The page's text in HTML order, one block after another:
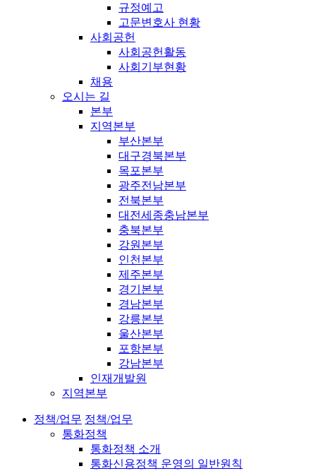
규정예고
고문변호사 현황
사회공헌
사회공헌활동
사회기부현황
채용
오시는 길
본부
지역본부
부산본부
대구경북본부
목포본부
광주전남본부
전북본부
대전세종충남본부
충북본부
강원본부
인천본부
제주본부
경기본부
경남본부
강릉본부
울산본부
포항본부
강남본부
인재개발원
지역본부
정책/업무 정책/업무
통화정책
통화정책 소개
통화신용정책 운영의 일반원칙